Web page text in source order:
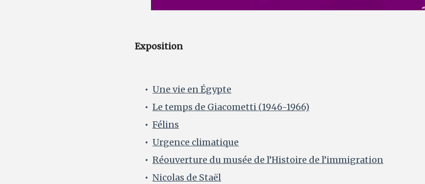
Exposition
Une vie en Égypte
Le temps de Giacometti (1946-1966)
Félins
Urgence climatique
Réouverture du musée de l’Histoire de l’immigration
Nicolas de Staël